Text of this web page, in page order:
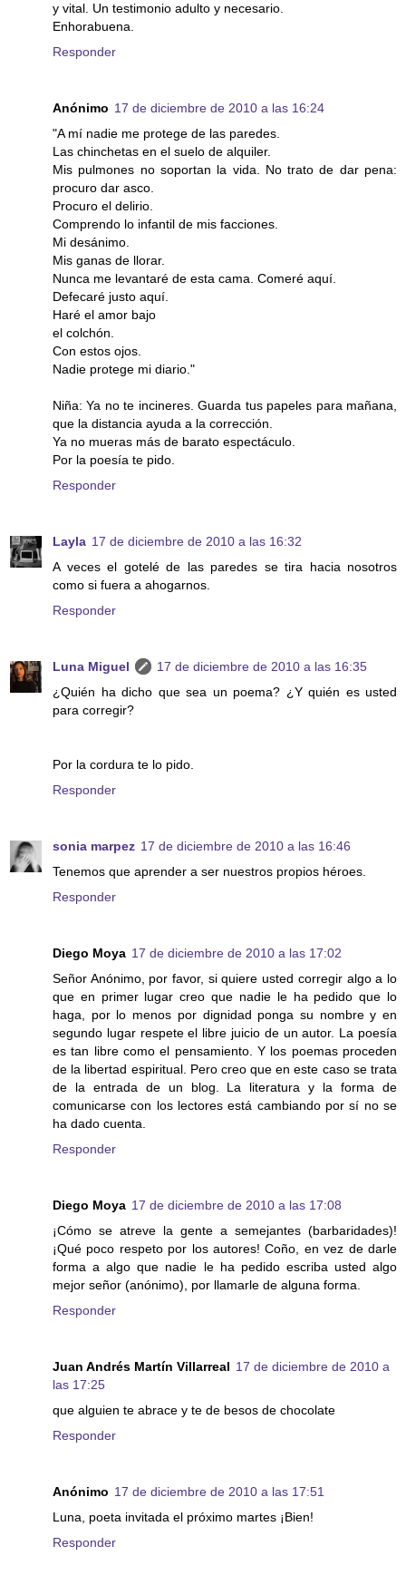
y vital. Un testimonio adulto y necesario.
Enhorabuena.
Responder
Anónimo 17 de diciembre de 2010 a las 16:24
"A mí nadie me protege de las paredes.
Las chinchetas en el suelo de alquiler.
Mis pulmones no soportan la vida. No trato de dar pena:
procuro dar asco.
Procuro el delirio.
Comprendo lo infantil de mis facciones.
Mi desánimo.
Mis ganas de llorar.
Nunca me levantaré de esta cama. Comeré aquí.
Defecaré justo aquí.
Haré el amor bajo
el colchón.
Con estos ojos.
Nadie protege mi diario."
Niña: Ya no te incineres. Guarda tus papeles para mañana,
que la distancia ayuda a la corrección.
Ya no mueras más de barato espectáculo.
Por la poesía te pido.
Responder
Layla 17 de diciembre de 2010 a las 16:32
A veces el gotelé de las paredes se tira hacia nosotros
como si fuera a ahogarnos.
Responder
Luna Miguel
17 de diciembre de 2010 a las 16:35
¿Quién ha dicho que sea un poema? ¿Y quién es usted
para corregir?
Por la cordura te lo pido.
Responder
sonia marpez 17 de diciembre de 2010 a las 16:46
Tenemos que aprender a ser nuestros propios héroes.
Responder
Diego Moya 17 de diciembre de 2010 a las 17:02
Señor Anónimo, por favor, si quiere usted corregir algo a lo
que en primer lugar creo que nadie le ha pedido que lo
haga, por lo menos por dignidad ponga su nombre y en
segundo lugar respete el libre juicio de un autor. La poesía
es tan libre como el pensamiento. Y los poemas proceden
de la libertad espiritual. Pero creo que en este caso se trata
de la entrada de un blog. La literatura y la forma de
comunicarse con los lectores está cambiando por sí no se
ha dado cuenta.
Responder
Diego Moya 17 de diciembre de 2010 a las 17:08
¡Cómo se atreve la gente a semejantes (barbaridades)!
¡Qué poco respeto por los autores! Coño, en vez de darle
forma a algo que nadie le ha pedido escriba usted algo
mejor señor (anónimo), por llamarle de alguna forma.
Responder
Juan Andrés Martín Villarreal 17 de diciembre de 2010 a
las 17:25
que alguien te abrace y te de besos de chocolate
Responder
Anónimo 17 de diciembre de 2010 a las 17:51
Luna, poeta invitada el próximo martes ¡Bien!
Responder